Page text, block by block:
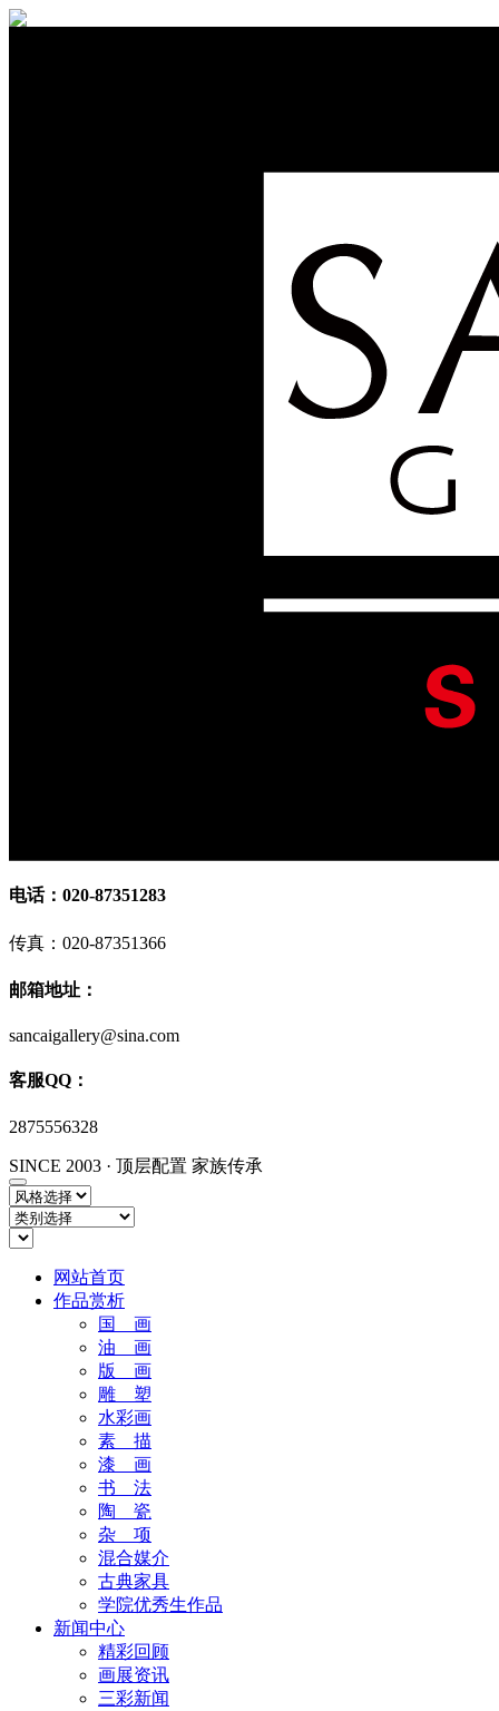
电话：020-87351283
传真：020-87351366
邮箱地址：
sancaigallery@sina.com
客服QQ：
2875556328
SINCE 2003 · 顶层配置 家族传承
网站首页
作品赏析
国 画
油 画
版 画
雕 塑
水彩画
素 描
漆 画
书 法
陶 瓷
杂 项
混合媒介
古典家具
学院优秀生作品
新闻中心
精彩回顾
画展资讯
三彩新闻